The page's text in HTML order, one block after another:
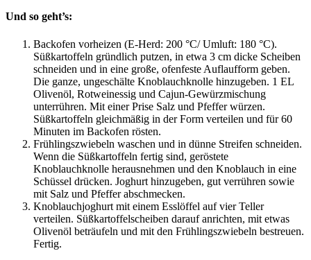
Und so geht’s:
Backofen vorheizen (E-Herd: 200 °C/ Umluft: 180 °C).
Süßkartoffeln gründlich putzen, in etwa 3 cm dicke Scheiben
schneiden und in eine große, ofenfeste Auflaufform geben.
Die ganze, ungeschälte Knoblauchknolle hinzugeben. 1 EL
Olivenöl, Rotweinessig und Cajun-Gewürzmischung
unterrühren. Mit einer Prise Salz und Pfeffer würzen.
Süßkartoffeln gleichmäßig in der Form verteilen und für 60
Minuten im Backofen rösten.
Frühlingszwiebeln waschen und in dünne Streifen schneiden.
Wenn die Süßkartoffeln fertig sind, geröstete
Knoblauchknolle herausnehmen und den Knoblauch in eine
Schüssel drücken. Joghurt hinzugeben, gut verrühren sowie
mit Salz und Pfeffer abschmecken.
Knoblauchjoghurt mit einem Esslöffel auf vier Teller
verteilen. Süßkartoffelscheiben darauf anrichten, mit etwas
Olivenöl beträufeln und mit den Frühlingszwiebeln bestreuen.
Fertig.